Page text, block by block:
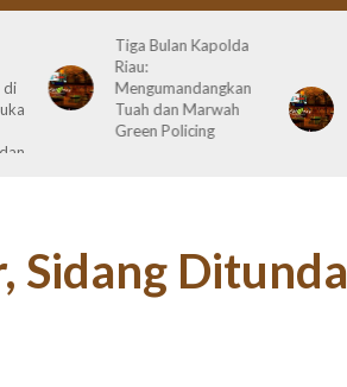
di
Tiga Bulan Kapolda
Riau:
Mengumandangkan
Tuah dan Marwah
Green Policing
Sidang Ditunda